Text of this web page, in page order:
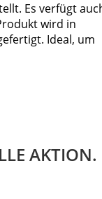
Es verfügt
wird in
Ideal, um
AKTION.